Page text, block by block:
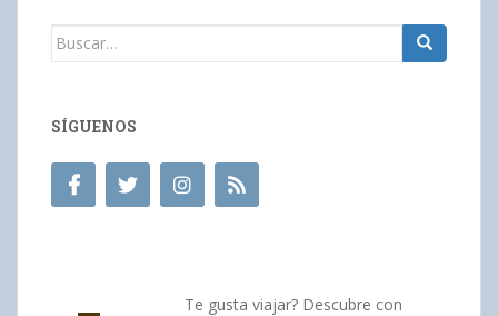
Buscar:
SÍGUENOS
Te gusta viajar? Descubre con